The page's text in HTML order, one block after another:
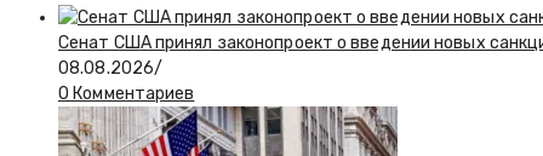
Сенат США принял законопроект о введении новых
08.08.2026/
0 Комментариев